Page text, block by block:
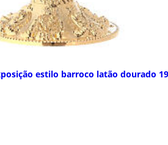
estilo barroco latão dourado